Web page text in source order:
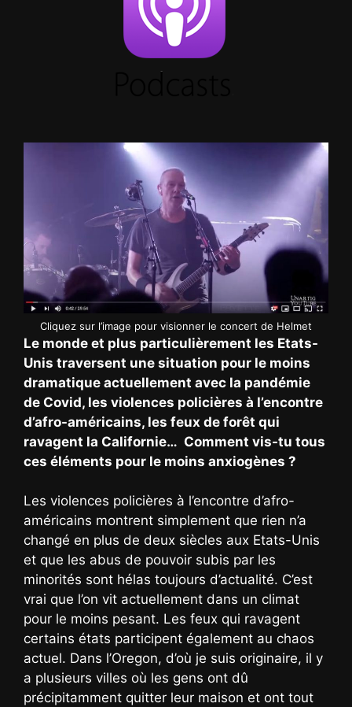
Cliquez sur l’image pour visionner le concert de Helmet
Le monde et plus particulièrement les Etats-
Unis traversent une situation pour le moins
dramatique actuellement avec la pandémie
de Covid, les violences policières à l’encontre
d’afro-américains, les feux de forêt qui
ravagent la Californie… Comment vis-tu tous
ces éléments pour le moins anxiogènes ?
Les violences policières à l’encontre d’afro-
américains montrent simplement que rien n’a
changé en plus de deux siècles aux Etats-Unis
et que les abus de pouvoir subis par les
minorités sont hélas toujours d’actualité. C’est
vrai que l’on vit actuellement dans un climat
pour le moins pesant. Les feux qui ravagent
certains états participent également au chaos
actuel. Dans l’Oregon, d’où je suis originaire, il y
a plusieurs villes où les gens ont dû
précipitamment quitter leur maison et ont tout